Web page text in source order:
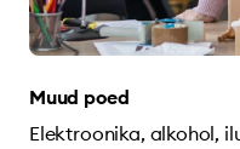
Muud poed
Elektroonika, alkohol,